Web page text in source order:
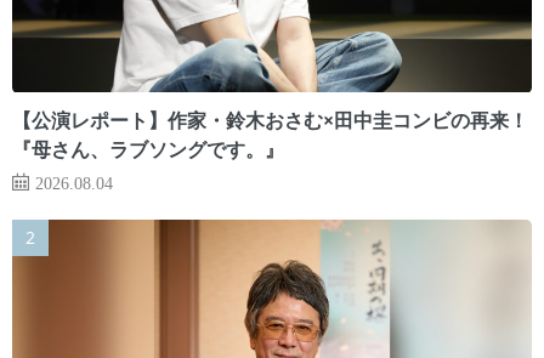
【公演レポート】作家・鈴木おさむ×田中圭コンビの再来！
『母さん、ラブソングです。』
2026.08.04